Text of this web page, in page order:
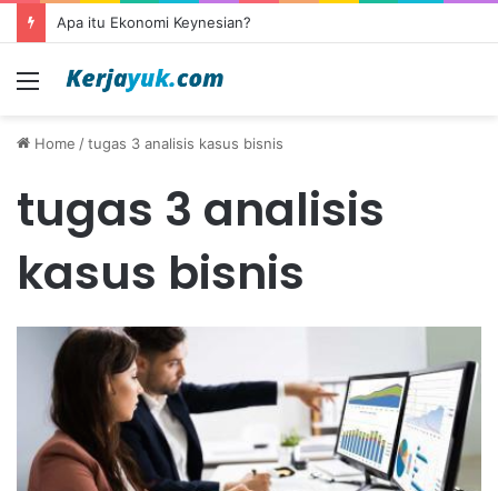
Apa itu Ekonomi Keynesian?
Menu
Home /tugas 3 analisis kasus bisnis
tugas 3 analisis
kasus bisnis